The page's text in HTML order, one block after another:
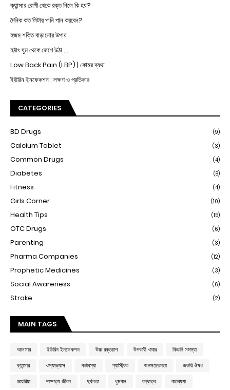
ক্যান্সার রোগী থেকে রক্ত নিলে কি হয়?
দৈনিক কত লিটার পানি পান করবেন?
হজম শক্তি বাড়ানোর উপায়
হঠাৎ ঘুম থেকে জেগে উঠা ....
Low Back Pain (LBP) | কোমর ব্যথা
ইউরিন ইনফেকশন : লক্ষণ ও প্রতিকার
CATEGORIES
BD Drugs (9)
Calcium Tablet (3)
Common Drugs (4)
Diabetes (8)
Fitness (4)
Girls Corner (10)
Health Tips (15)
OTC Drugs (6)
Parenting (3)
Pharma Companies (12)
Prophetic Medicines (3)
Social Awareness (6)
Stroke (2)
MAIN TAGS
আলসার ইউরিন ইনফেকশন উচ্চ রক্তচাপ উপকারী খাবার
কিডনি সমস্যা
ক্যান্সার
খাদ্যাভ্যাস গর্ভাবস্থা গ্যাস্ট্রিক জনসচেতনতা
জরুরি ঔষধ
ডায়রিয়া
দাম্পত্য জীবন দুর্বলতা ধুমপান বন্ধাত্ব বাতব্যথা